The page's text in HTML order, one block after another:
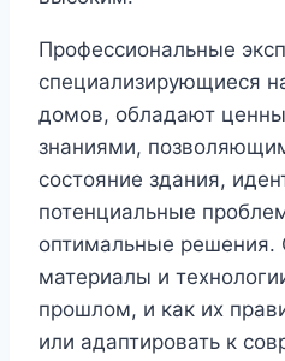
Профессиональные
специализирующиеся
домов, обладают
знаниями,
состояние здания,
потенциальные
оптимальные решения.
материалы и
прошлом, и как их
или адаптировать к